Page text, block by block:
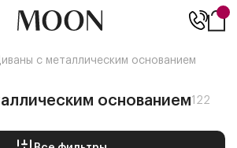
с металлическим основанием
основанием122